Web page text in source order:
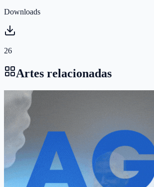
Downloads
26
Artes relacionadas